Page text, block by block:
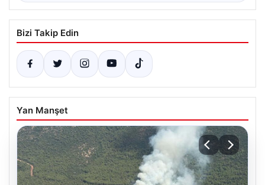
Bizi Takip Edin
Yan Manşet